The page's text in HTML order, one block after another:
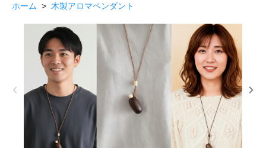
ホーム > 木製アロマペンダント